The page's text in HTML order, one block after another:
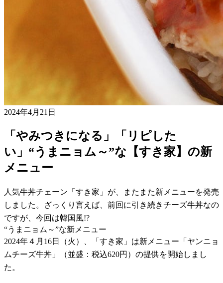
2024年4月21日
「やみつきになる」「リピした
い」“うまニョム～”な【すき家】の新
メニュー
人気牛丼チェーン「すき家」が、またまた新メニューを発売
しました。ざっくり言えば、前回に引き続きチーズ牛丼なの
ですが、今回は韓国風!?
“うまニョム～”な新メニュー
2024年４月16日（火）、「すき家」は新メニュー「ヤンニョ
ムチーズ牛丼」（並盛：税込620円）の提供を開始しまし
た。